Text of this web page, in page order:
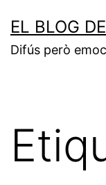
contingut
EL BLOG
Difús però